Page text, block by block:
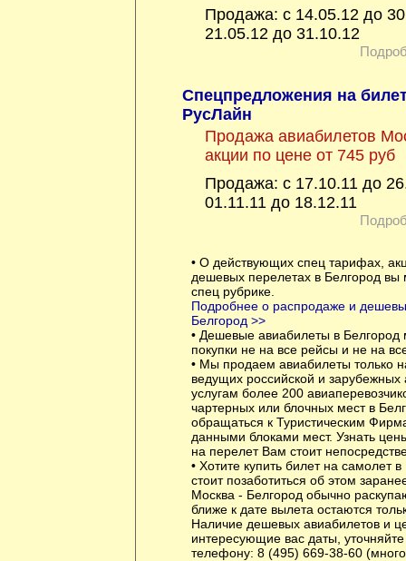
Продажа: с 14.05.12 до
21.05.12 до 31.10.12
Спецпредложения на
РусЛайн
Продажа авиабилетов
акции по цене от 745 руб
Продажа: с 17.10.11 до
01.11.11 до 18.12.11
• О действующих спец тарифах,
дешевых перелетах в Белгород вы
спец рубрике.
Подробнее о распродаже и
Белгород >>
• Дешевые авиабилеты в Белгород
покупки не на все рейсы и не на
• Мы продаем авиабилеты только
ведущих российской и
услугам более 200
чартерных или блочных мест в
обращаться к Туристическим
данными блоками мест. Узнать
на перелет Вам стоит
• Хотите купить билет на самолет
стоит позаботиться об этом
Москва - Белгород обычно
ближе к дате вылета остаются
Наличие дешевых авиабилетов и
интересующие вас даты,
телефону: 8 (495) 669-38-60